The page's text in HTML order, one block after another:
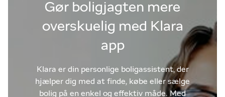
Gør boligjagten mere
overskuelig med Klara
app
Klara er din personlige boligassistent, der
hjælper dig med at finde, købe eller sælge
bolig på en enkel og effektiv måde. Med